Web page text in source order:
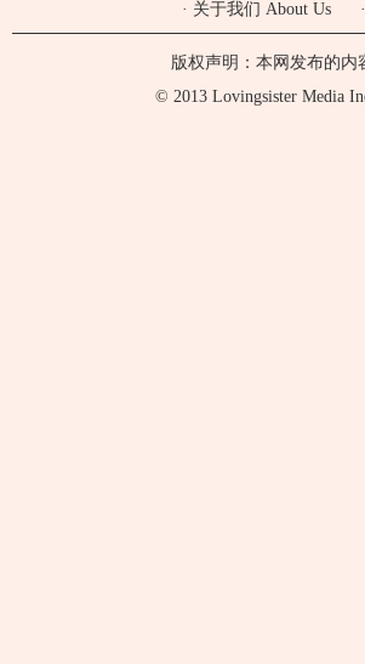
· 关于我们 About Us ·
版权声明：本网发布的内
© 2013 Lovingsister Media